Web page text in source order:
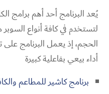
يُعد البرنامج أحد أهم برامج
لتستخدم في كافة أنواع
الحجم، إذ يعمل البرنامج
أداء بيعي بفاعلية كبيرة
برنامج كاشير للمطاعم